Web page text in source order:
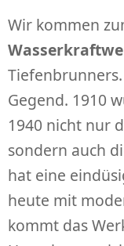
Wir kommen
Gegend. 1910
1940 nicht nur
sondern auch
hat eine
heute mit
kommt das